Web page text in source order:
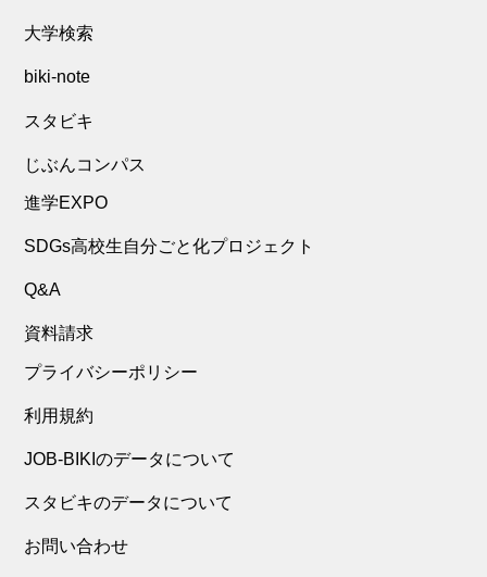
大学検索
biki-note
スタビキ
じぶんコンパス
進学EXPO
SDGs高校生自分ごと化プロジェクト
Q&A
資料請求
プライバシーポリシー
利用規約
JOB-BIKIのデータについて
スタビキのデータについて
お問い合わせ